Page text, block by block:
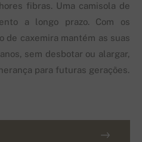
fibras. Uma camisola de
a longo prazo. Com os
de caxemira mantém as suas
sem desbotar ou alargar,
para futuras gerações.